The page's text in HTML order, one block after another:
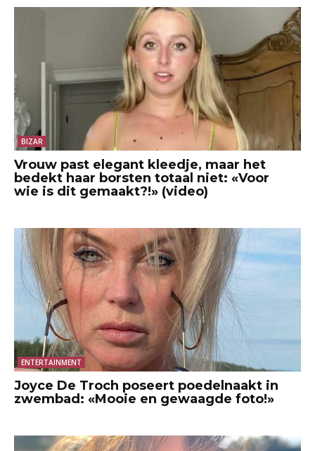
BIZAR
Vrouw past elegant kleedje, maar het
bedekt haar borsten totaal niet: «Voor
wie is dit gemaakt?!» (video)
ENTERTAINMENT
Joyce De Troch poseert poedelnaakt in
zwembad: «Mooie en gewaagde foto!»